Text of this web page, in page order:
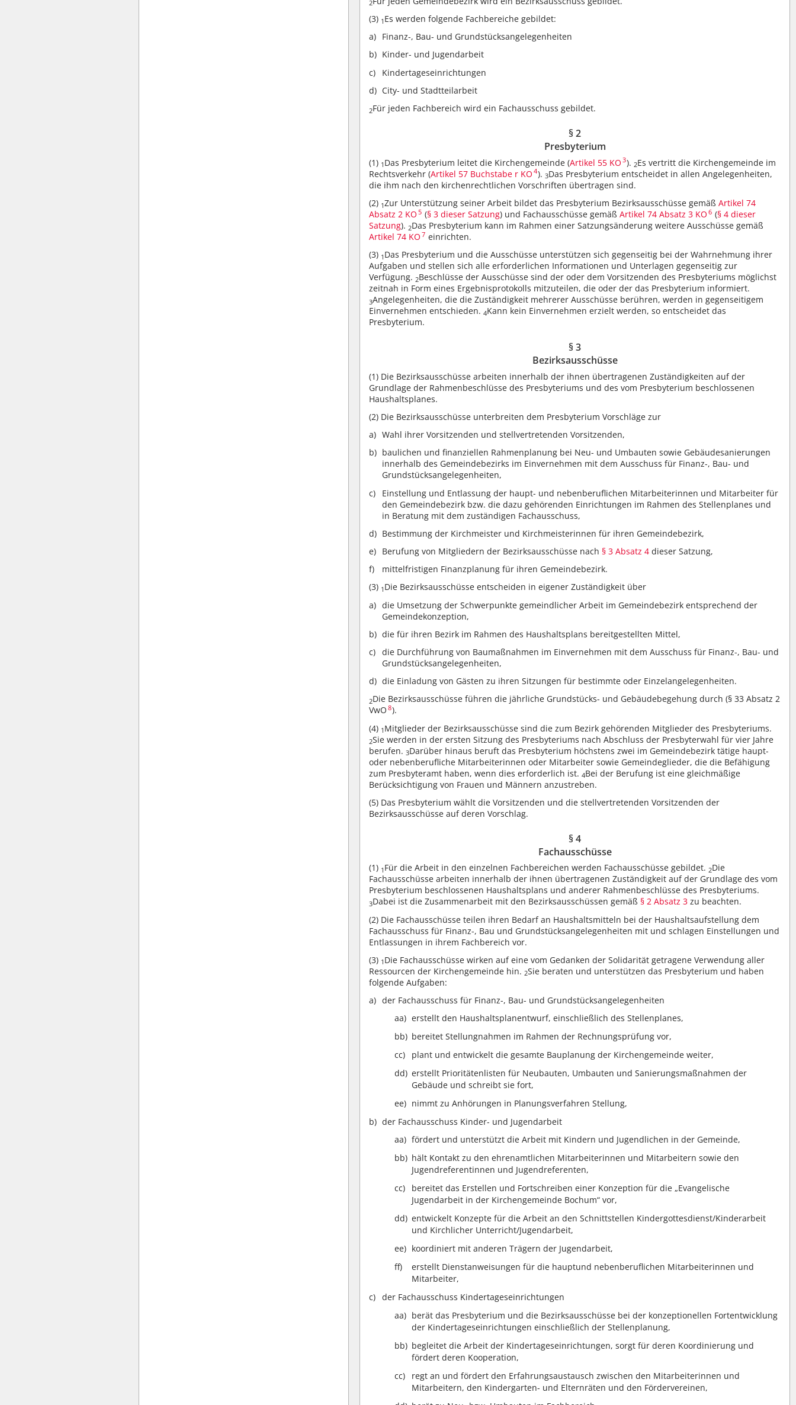
2
(3) 1 Es werden folgende Fachbereiche gebildet:
Finanz-, Bau- und Grundstücksangelegenheiten
Kinder- und Jugendarbeit
Kindertageseinrichtungen
City- und Stadtteilarbeit
2Für jeden Fachbereich wird ein Fachausschuss gebildet.
§ 2
Presbyterium
(1) 1 Das Presbyterium leitet die Kirchengemeinde (Artikel 55 KO 3). 2Es vertritt die Kirchengemeinde im
Rechtsverkehr (Artikel 57 Buchstabe r KO 4).3Das Presbyterium entscheidet in allen Angelegenheiten,
die ihm nach den kirchenrechtlichen Vorschriften übertragen sind.
(2) 1Zur Unterstützung seiner Arbeit bildet das Presbyterium Bezirksausschüsse gemäßArtikel 74
Absatz 2 KO 5 (§ 3 dieser Satzung) und Fachausschüsse gemäßArtikel 74 Absatz 3 KO 6 (§ 4 dieser
Satzung). 2Das Presbyterium kann im Rahmen einer Satzungsänderung weitere Ausschüsse gemäß
Artikel 74 KO 7 einrichten.
(3) 1 Das Presbyterium und die Ausschüsse unterstützen sich gegenseitig bei der Wahrnehmung ihrer
Aufgaben und stellen sich alle erforderlichen Informationen und Unterlagen gegenseitig zur
Verfügung. 2Beschlüsse der Ausschüsse sind der oder dem Vorsitzenden des Presbyteriums möglichst
zeitnah in Form eines Ergebnisprotokolls mitzuteilen, die oder der das Presbyterium informiert.
3Angelegenheiten, die die Zuständigkeit mehrerer Ausschüsse berühren, werden in gegenseitigem
Einvernehmen entschieden.4Kann kein Einvernehmen erzielt werden, so entscheidet das
Presbyterium.
§ 3
Bezirksausschüsse
(1) Die Bezirksausschüsse arbeiten innerhalb der ihnen übertragenen Zuständigkeiten auf der
Grundlage der Rahmenbeschlüsse des Presbyteriums und des vom Presbyterium beschlossenen
Haushaltsplanes.
(2) Die Bezirksausschüsse unterbreiten dem Presbyterium Vorschläge zur
Wahl ihrer Vorsitzenden und stellvertretenden Vorsitzenden,
baulichen und finanziellen Rahmenplanung bei Neu- und Umbauten sowie Gebäudesanierungen
innerhalb des Gemeindebezirks im Einvernehmen mit dem Ausschuss für Finanz-, Bau- und
Grundstücksangelegenheiten,
Einstellung und Entlassung der haupt- und nebenberuflichen Mitarbeiterinnen und Mitarbeiter für
den Gemeindebezirk bzw. die dazu gehörenden Einrichtungen im Rahmen des Stellenplanes und
in Beratung mit dem zuständigen Fachausschuss,
Bestimmung der Kirchmeister und Kirchmeisterinnen für ihren Gemeindebezirk,
Berufung von Mitgliedern der Bezirksausschüsse nach§ 3 Absatz 4 dieser Satzung,
mittelfristigen Finanzplanung für ihren Gemeindebezirk.
(3) 1 Die Bezirksausschüsse entscheiden in eigener Zuständigkeit über
die Umsetzung der Schwerpunkte gemeindlicher Arbeit im Gemeindebezirk entsprechend der
Gemeindekonzeption,
die für ihren Bezirk im Rahmen des Haushaltsplans bereitgestellten Mittel,
die Durchführung von Baumaßnahmen im Einvernehmen mit dem Ausschuss für Finanz-, Bau- und
Grundstücksangelegenheiten,
die Einladung von Gästen zu ihren Sitzungen für bestimmte oder Einzelangelegenheiten.
2Die Bezirksausschüsse führen die jährliche Grundstücks- und Gebäudebegehung durch (§ 33 Absatz 2
VwO 8).
(4) 1 Mitglieder der Bezirksausschüsse sind die zum Bezirk gehörenden Mitglieder des Presbyteriums.
2Sie werden in der ersten Sitzung des Presbyteriums nach Abschluss der Presbyterwahl für vier Jahre
berufen.3Darüber hinaus beruft das Presbyterium höchstens zwei im Gemeindebezirk tätige haupt-
oder nebenberufliche Mitarbeiterinnen oder Mitarbeiter sowie Gemeindeglieder, die die Befähigung
zum Presbyteramt haben, wenn dies erforderlich ist.4Bei der Berufung ist eine gleichmäßige
Berücksichtigung von Frauen und Männern anzustreben.
(5) Das Presbyterium wählt die Vorsitzenden und die stellvertretenden Vorsitzenden der
Bezirksausschüsse auf deren Vorschlag.
§ 4
Fachausschüsse
(1) 1 Für die Arbeit in den einzelnen Fachbereichen werden Fachausschüsse gebildet. 2Die
Fachausschüsse arbeiten innerhalb der ihnen übertragenen Zuständigkeit auf der Grundlage des vom
Presbyterium beschlossenen Haushaltsplans und anderer Rahmenbeschlüsse des Presbyteriums.
3Dabei ist die Zusammenarbeit mit den Bezirksausschüssen gemäß§ 2 Absatz 3 zu beachten.
(2) Die Fachausschüsse teilen ihren Bedarf an Haushaltsmitteln bei der Haushaltsaufstellung dem
Fachausschuss für Finanz-, Bau und Grundstücksangelegenheiten mit und schlagen Einstellungen und
Entlassungen in ihrem Fachbereich vor.
(3) 1 Die Fachausschüsse wirken auf eine vom Gedanken der Solidarität getragene Verwendung aller
Ressourcen der Kirchengemeinde hin. 2Sie beraten und unterstützen das Presbyterium und haben
folgende Aufgaben:
der Fachausschuss für Finanz-, Bau- und Grundstücksangelegenheiten
aa) erstellt den Haushaltsplanentwurf, einschließlich des Stellenplanes,
bb) bereitet Stellungnahmen im Rahmen der Rechnungsprüfung vor,
cc)
plant und entwickelt die gesamte Bauplanung der Kirchengemeinde weiter,
dd) erstellt Prioritätenlisten für Neubauten, Umbauten und Sanierungsmaßnahmen der
Gebäude und schreibt sie fort,
ee) nimmt zu Anhörungen in Planungsverfahren Stellung,
der Fachausschuss Kinder- und Jugendarbeit
aa) fördert und unterstützt die Arbeit mit Kindern und Jugendlichen in der Gemeinde,
bb) hält Kontakt zu den ehrenamtlichen Mitarbeiterinnen und Mitarbeitern sowie den
Jugendreferentinnen und Jugendreferenten,
cc)
bereitet das Erstellen und Fortschreiben einer Konzeption für die „Evangelische
Jugendarbeit in der Kirchengemeinde Bochum“ vor,
dd) entwickelt Konzepte für die Arbeit an den Schnittstellen Kindergottesdienst/Kinderarbeit
und Kirchlicher Unterricht/Jugendarbeit,
ee) koordiniert mit anderen Trägern der Jugendarbeit,
ff)
erstellt Dienstanweisungen für die hauptund nebenberuflichen Mitarbeiterinnen und
Mitarbeiter,
der Fachausschuss Kindertageseinrichtungen
aa) berät das Presbyterium und die Bezirksausschüsse bei der konzeptionellen Fortentwicklung
der Kindertageseinrichtungen einschließlich der Stellenplanung,
bb) begleitet die Arbeit der Kindertageseinrichtungen, sorgt für deren Koordinierung und
fördert deren Kooperation,
cc)
regt an und fördert den Erfahrungsaustausch zwischen den Mitarbeiterinnen und
Mitarbeitern, den Kindergarten- und Elternräten und den Fördervereinen,